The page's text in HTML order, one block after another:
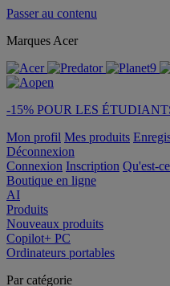
Passer au contenu
Marques Acer
-15% POUR LES
Mon profil Mes produits
Déconnexion
Connexion Inscription Qu'est-
Boutique en ligne
AI
Produits
Nouveaux produits
Copilot+ PC
Ordinateurs portables
Par catégorie